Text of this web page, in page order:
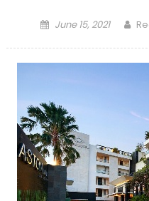
Posted
June 15, 2021